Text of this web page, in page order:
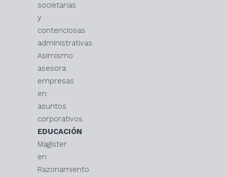
societarias
y
contenciosas
administrativas.
Asimismo
asesora
empresas
en
asuntos
corporativos.
EDUCACIÓN
Magíster
en
Razonamiento